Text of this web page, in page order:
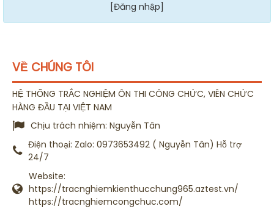
[Đăng nhập]
VỀ CHÚNG TÔI
HỆ THỐNG TRẮC NGHIỆM ÔN THI CÔNG CHỨC, VIÊN CHỨC
HÀNG ĐẦU TẠI VIỆT NAM
Chịu trách nhiệm: Nguyễn Tân
Điện thoại: Zalo: 0973653492 ( Nguyễn Tân) Hỗ trợ
24/7
Website:
https://tracnghiemkienthucchung965.aztest.vn/
https://tracnghiemcongchuc.com/